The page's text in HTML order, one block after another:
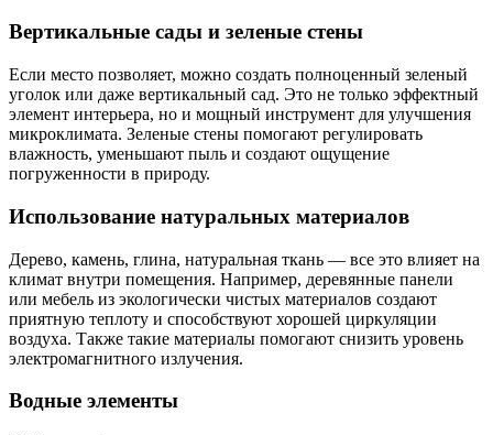
Вертикальные сады и зеленые стены
Если место позволяет, можно создать полноценный зеленый
уголок или даже вертикальный сад. Это не только эффектный
элемент интерьера, но и мощный инструмент для улучшения
микроклимата. Зеленые стены помогают регулировать
влажность, уменьшают пыль и создают ощущение
погруженности в природу.
Использование натуральных материалов
Дерево, камень, глина, натуральная ткань — все это влияет на
климат внутри помещения. Например, деревянные панели
или мебель из экологически чистых материалов создают
приятную теплоту и способствуют хорошей циркуляции
воздуха. Также такие материалы помогают снизить уровень
электромагнитного излучения.
Водные элементы